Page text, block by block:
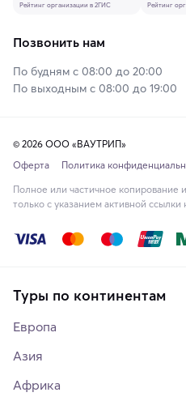
Рейтинг организации в 2ГИС Рейтинг
Позвонить нам
По будням с 08:00 до 20:00
По выходным с 08:00 до 19:00
© 2026 ООО «ВАУТРИП»
Оферта
Политика
Полное или частичное копирование
только с указанием активной ссылки
Туры по континентам
Европа
Азия
Африка